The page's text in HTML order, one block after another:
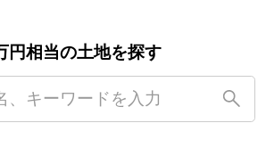
円相当の土地を探す